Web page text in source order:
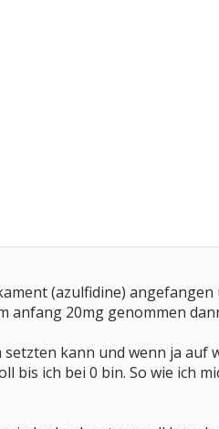
(azulfidine) angefangen
anfang 20mg genommen
kann und wenn ja auf
bis ich bei 0 bin. So wie ich